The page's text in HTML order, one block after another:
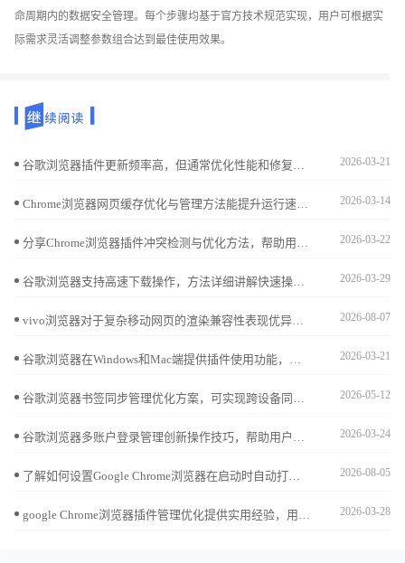
命周期内的数据安全管理。每个步骤均基于官方技术规范实现，用户可根据实
际需求灵活调整参数组合达到最佳使用效果。
2026-03-21
2026-03-14
2026-03-22
2026-03-29
2026-08-07
2026-03-21
2026-05-12
2026-03-24
2026-08-05
2026-03-28